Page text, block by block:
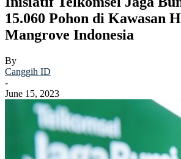
15.060 Pohon di Kawasan
Mangrove Indonesia
By
Canggih ID
-
June 15, 2023